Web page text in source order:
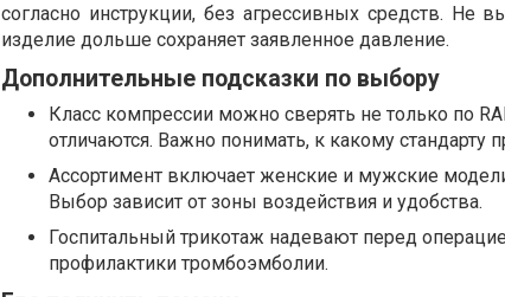
согласно инструкции, без агрессивных средств. Не
изделие дольше сохраняет заявленное давление.
Дополнительные подсказки по выбору
Класс компрессии можно сверять не только по
отличаются. Важно понимать, к какому стандарту
Ассортимент включает женские и мужские
Выбор зависит от зоны воздействия и удобства.
Госпитальный трикотаж надевают перед
профилактики тромбоэмболии.